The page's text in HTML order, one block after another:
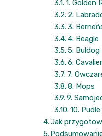
1. Golden
2.
3.
4. Beagle
5. Buldog
6.
7.
8. Mops
9.
10.
Jak
Podsumowanie